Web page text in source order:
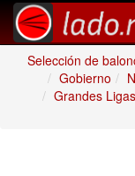
Selección de
Gobierno
Grandes